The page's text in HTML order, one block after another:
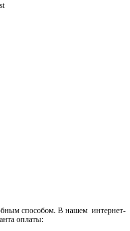
способом. В нашем интернет-
оплаты: